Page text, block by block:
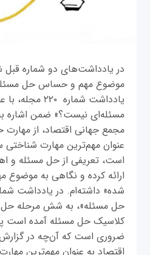
در یادداشت‌های دو شماره قبل
موضوع مهم و حساس حل مسئله
یادداشت
مسئله‌ای نیست؟» ضمن اشاره
مجمع جهانی اقتصاد، از
عنوان مهم‌ترین مهارت
است، تعریفی از حل مسئله و
ارائه کرده و نگاهی به موضوع
حل مسئله»، به شش مرحله حل
کلاسیک حل مسئله آمده است
ضروری است که آن‌چه در
اقتصاد به عنوان مهم‌ترین